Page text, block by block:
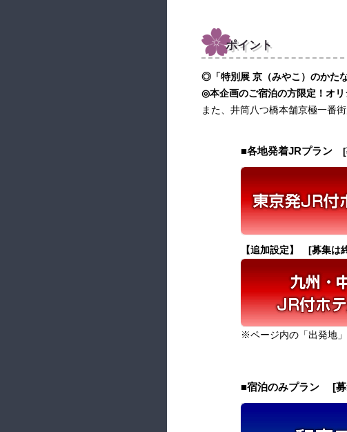
ポイント
◎「特別展 京（みやこ）のかた
◎本企画のご宿泊の方限定！オ
また、井筒八つ橋本舗京極一番
■各地発着JRプラン
【追加設定】 [募集は
※ページ内の「出発地
■宿泊のみプラン [募